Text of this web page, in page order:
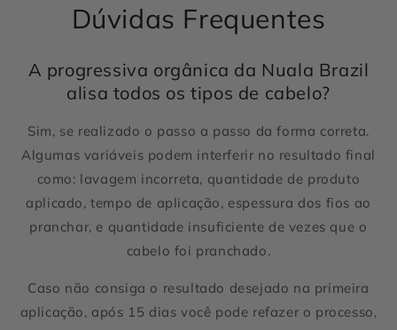
Dúvidas Frequentes
A progressiva orgânica da Nuala Brazil
alisa todos os tipos de cabelo?
Sim, se realizado o passo a passo da forma correta.
Algumas variáveis podem interferir no resultado final
como: lavagem incorreta, quantidade de produto
aplicado, tempo de aplicação, espessura dos fios ao
pranchar, e quantidade insuficiente de vezes que o
cabelo foi pranchado.
Caso não consiga o resultado desejado na primeira
aplicação, após 15 dias você pode refazer o processo,